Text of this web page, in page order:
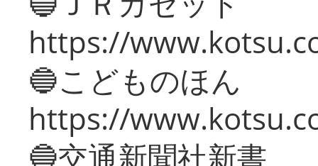
https://
🔵こどものほん
https://
🔵交通新聞社新書